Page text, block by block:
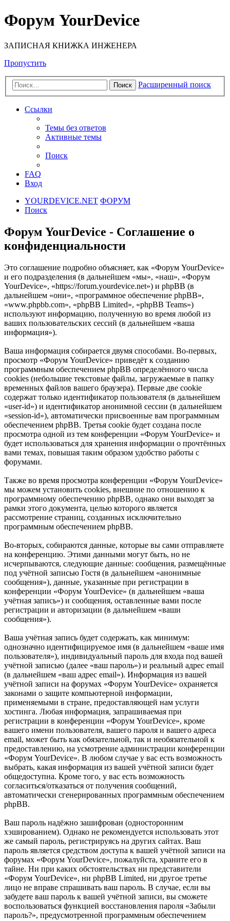
Форум YourDevice
ЗАПИСНАЯ КНИЖКА ИНЖЕНЕРА
Пропустить
Поиск Расширенный поиск
Ссылки
Темы без ответов
Активные темы
Поиск
FAQ
Вход
YOURDEVICE.NET ФОРУМ
Поиск
Форум YourDevice - Соглашение о
конфиденциальности
Это соглашение подробно объясняет, как «Форум YourDevice»
и его подразделения (в дальнейшем «мы», «наш», «Форум
YourDevice», «https://forum.yourdevice.net») и phpBB (в
дальнейшем «они», «программное обеспечение phpBB»,
«www.phpbb.com», «phpBB Limited», «phpBB Teams»)
используют информацию, полученную во время любой из
ваших пользовательских сессий (в дальнейшем «ваша
информация»).
Ваша информация собирается двумя способами. Во-первых,
просмотр «Форум YourDevice» приведёт к созданию
программным обеспечением phpBB определённого числа
cookies (небольшие текстовые файлы, загружаемые в папку
временных файлов вашего браузера). Первые две cookie
содержат только идентификатор пользователя (в дальнейшем
«user-id») и идентификатор анонимной сессии (в дальнейшем
«session-id»), автоматически присвоенные вам программным
обеспечением phpBB. Третья cookie будет создана после
просмотра одной из тем конференции «Форум YourDevice» и
будет использоваться для хранения информации о прочтённых
вами темах, повышая таким образом удобство работы с
форумами.
Также во время просмотра конференции «Форум YourDevice»
мы можем установить cookies, внешние по отношению к
программному обеспечению phpBB, однако они выходят за
рамки этого документа, целью которого является
рассмотрение страниц, созданных исключительно
программным обеспечением phpBB.
Во-вторых, собираются данные, которые вы сами отправляете
на конференцию. Этими данными могут быть, но не
исчерпываются, следующие данные: сообщения, размещённые
под учётной записью Гостя (в дальнейшем «анонимные
сообщения»), данные, указанные при регистрации в
конференции «Форум YourDevice» (в дальнейшем «ваша
учётная запись») и сообщения, оставленные вами после
регистрации и авторизации (в дальнейшем «ваши
сообщения»).
Ваша учётная запись будет содержать, как минимум:
однозначно идентифицируемое имя (в дальнейшем «ваше имя
пользователя»), индивидуальный пароль для входа под вашей
учётной записью (далее «ваш пароль») и реальный адрес email
(в дальнейшем «ваш адрес email»). Информация из вашей
учётной записи на форумах «Форум YourDevice» охраняется
законами о защите компьютерной информации,
применяемыми в стране, предоставляющей нам услуги
хостинга. Любая информация, запрашиваемая при
регистрации в конференции «Форум YourDevice», кроме
вашего имени пользователя, вашего пароля и вашего адреса
email, может быть как обязательной, так и необязательной к
предоставлению, на усмотрение администрации конференции
«Форум YourDevice». В любом случае у вас есть возможность
выбрать, какая информация из вашей учётной записи будет
общедоступна. Кроме того, у вас есть возможность
согласиться/отказаться от получения сообщений,
автоматически сгенерированных программным обеспечением
phpBB.
Ваш пароль надёжно зашифрован (односторонним
хэшированием). Однако не рекомендуется использовать этот
же самый пароль, регистрируясь на других сайтах. Ваш
пароль является средством доступа к вашей учётной записи на
форумах «Форум YourDevice», пожалуйста, храните его в
тайне. Ни при каких обстоятельствах ни представители
«Форум YourDevice», ни phpBB Limited, ни другое третье
лицо не вправе спрашивать ваш пароль. В случае, если вы
забудете ваш пароль к вашей учётной записи, вы сможете
воспользоваться функцией восстановления пароля «Забыли
пароль?», предусмотренной программным обеспечением